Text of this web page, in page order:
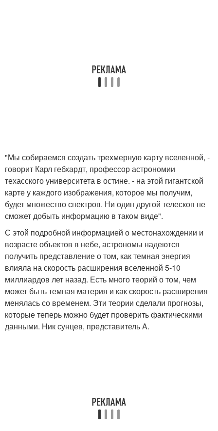
"Мы собираемся создать трехмерную карту вселенной, -
говорит Карл гебхардт, профессор астрономии
техасского университета в остине. - на этой гигантской
карте у каждого изображения, которое мы получим,
будет множество спектров. Ни один другой телескоп не
сможет добыть информацию в таком виде".
С этой подробной информацией о местонахождении и
возрасте объектов в небе, астрономы надеются
получить представление о том, как темная энергия
влияла на скорость расширения вселенной 5-10
миллиардов лет назад. Есть много теорий о том, чем
может быть темная материя и как скорость расширения
менялась со временем. Эти теории сделали прогнозы,
которые теперь можно будет проверить фактическими
данными. Ник сунцев, представитель A.